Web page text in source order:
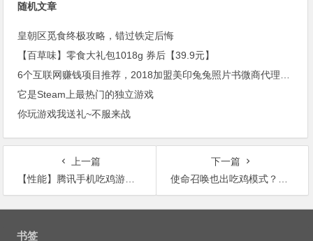
随机文章
皇朝区觅食终极攻略，错过铁定后悔
【百草味】零食大礼包1018g 券后【39.9元】
它是Steam上最热门的独立游戏
你玩游戏我送礼~不服来战
上一篇
【性能】腾讯手机吃鸡游戏首次开测，来看看你的手机是否支持
下一篇
使命召唤也出吃鸡模式？这周游戏界有什么大新闻？｜军武游戏
文
书签